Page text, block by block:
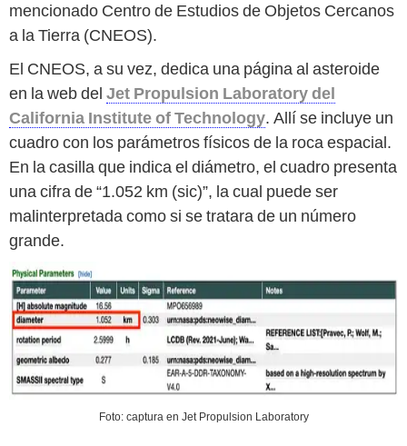
mencionado Centro de Estudios de Objetos Cercanos
a la Tierra (CNEOS).
El CNEOS, a su vez, dedica una página al asteroide
en la web del Jet Propulsion Laboratory del
California Institute of Technology. Allí se incluye un
cuadro con los parámetros físicos de la roca espacial.
En la casilla que indica el diámetro, el cuadro presenta
una cifra de “1.052 km (sic)”, la cual puede ser
malinterpretada como si se tratara de un número
grande.
Foto: captura en Jet Propulsion Laboratory